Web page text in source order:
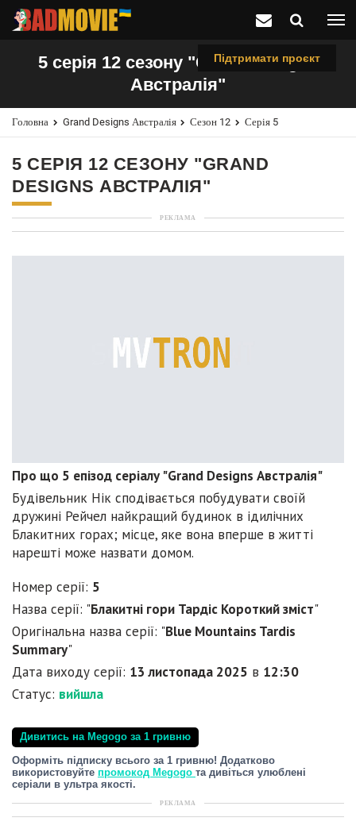
Підтримати проєкт
5 серія 12 сезону "Grand Designs
Австралія"
Головна Grand Designs Австралія Сезон 12 Серія 5
5 СЕРІЯ 12 СЕЗОНУ "GRAND
DESIGNS АВСТРАЛІЯ"
РЕКЛАМА
Про що 5 епізод серіалу "Grand Designs Австралія"
Будівельник Нік сподівається побудувати своїй
дружині Рейчел найкращий будинок в ідилічних
Блакитних горах; місце, яке вона вперше в житті
нарешті може назвати домом.
Номер серії: 5
Назва серії: "Блакитні гори Тардіс Короткий зміст"
Оригінальна назва серії: "Blue Mountains Tardis
Summary"
Дата виходу серії: 13 листопада 2025 в 12:30
Статус: вийшла
Дивитись на Megogo за 1 гривню
Оформіть підписку всього за 1 гривню! Додатково
використовуйте промокод Megogo та дивіться улюблені
серіали в ультра якості.
РЕКЛАМА